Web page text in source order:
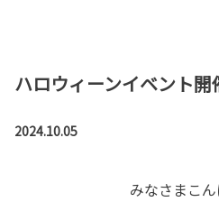
ハロウィーンイベント開
2024.10.05
みなさまこん